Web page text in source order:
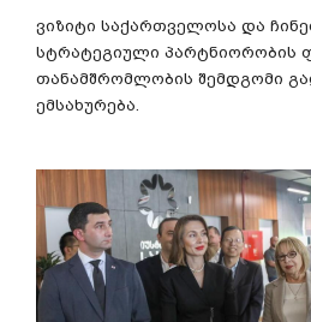
ვიზიტი საქართველოსა და
სტრატეგიული პარტნიორობის
თანამშრომლობის შემდგომი
ემსახურება.